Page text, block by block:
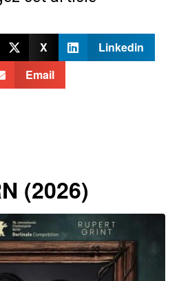
X
Linkedin
Email
(2026)